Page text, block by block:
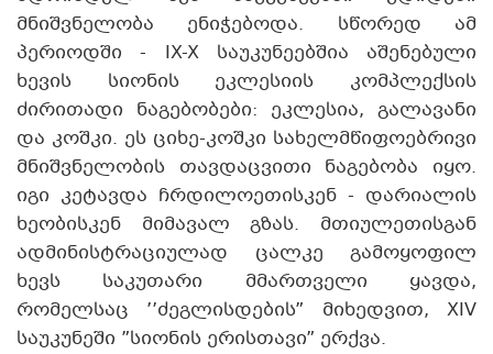
მნიშვნელობა ენიჭებოდა. სწორედ ამ
პერიოდში - IX-X საუკუნეებშია აშენებული
ხევის სიონის ეკლესიის კომპლექსის
ძირითადი ნაგებობები: ეკლესია, გალავანი
და კოშკი. ეს ციხე-კოშკი სახელმწიფოებრივი
მნიშვნელობის თავდაცვითი ნაგებობა იყო.
იგი კეტავდა ჩრდილოეთისკენ - დარიალის
ხეობისკენ მიმავალ გზას. მთიულეთისგან
ადმინისტრაციულად ცალკე გამოყოფილ
ხევს საკუთარი მმართველი ყავდა,
რომელსაც ’’ძეგლისდების” მიხედვით, XIV
საუკუნეში ”სიონის ერისთავი” ერქვა.